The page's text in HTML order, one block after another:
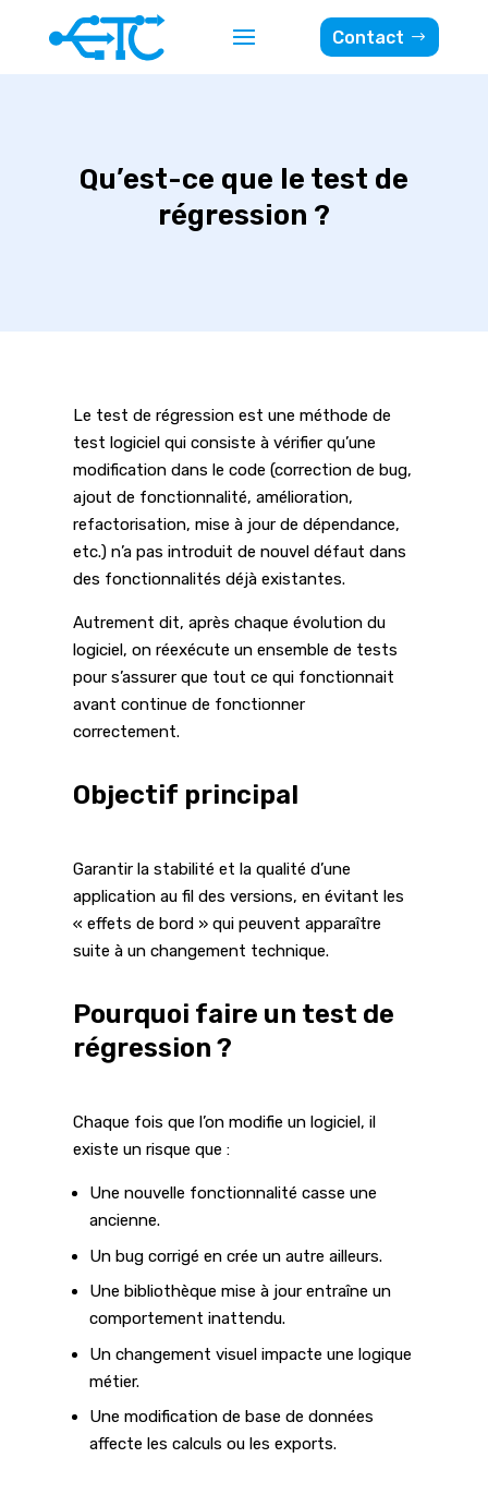
Contact
Qu’est-ce que le test de
régression ?
Le test de régression est une méthode de
test logiciel qui consiste à vérifier qu’une
modification dans le code (correction de bug,
ajout de fonctionnalité, amélioration,
refactorisation, mise à jour de dépendance,
etc.) n’a pas introduit de nouvel défaut dans
des fonctionnalités déjà existantes.
Autrement dit, après chaque évolution du
logiciel, on réexécute un ensemble de tests
pour s’assurer que tout ce qui fonctionnait
avant continue de fonctionner
correctement.
Objectif principal
Garantir la stabilité et la qualité d’une
application au fil des versions, en évitant les
« effets de bord » qui peuvent apparaître
suite à un changement technique.
Pourquoi faire un test de
régression ?
Chaque fois que l’on modifie un logiciel, il
existe un risque que :
Une nouvelle fonctionnalité casse une
ancienne.
Un bug corrigé en crée un autre ailleurs.
Une bibliothèque mise à jour entraîne un
comportement inattendu.
Un changement visuel impacte une logique
métier.
Une modification de base de données
affecte les calculs ou les exports.